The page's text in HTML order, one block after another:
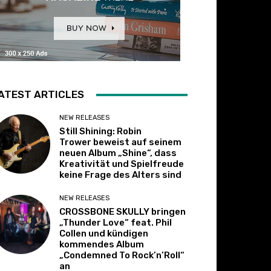
ARTICLES
NEW RELEASES
Still Shining: Robin
Trower beweist auf seinem
neuen Album „Shine“, dass
Kreativität und Spielfreude
keine Frage des Alters sind
NEW RELEASES
CROSSBONE SKULLY bringen
„Thunder Love“ feat. Phil
Collen und kündigen
kommendes Album
„Condemned To Rock’n’Roll“
an